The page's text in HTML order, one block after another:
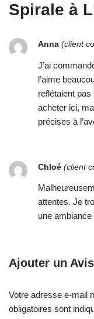
Spirale à
Anna (client
J’ai
l’aime
reflétaient
acheter ici,
précises à
Chloé (client
attentes. Je
une ambiance
Ajouter un Avis
Votre adresse e-mail
obligatoires sont